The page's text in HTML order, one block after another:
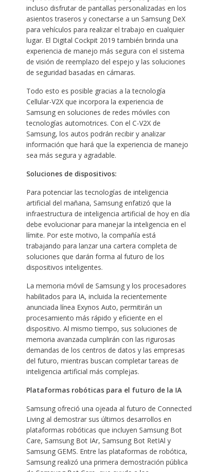
incluso disfrutar de pantallas personalizadas en los
asientos traseros y conectarse a un Samsung DeX
para vehículos para realizar el trabajo en cualquier
lugar. El Digital Cockpit 2019 también brinda una
experiencia de manejo más segura con el sistema
de visión de reemplazo del espejo y las soluciones
de seguridad basadas en cámaras.
Todo esto es posible gracias a la tecnología
Cellular-V2X que incorpora la experiencia de
Samsung en soluciones de redes móviles con
tecnologías automotrices. Con el C-V2X de
Samsung, los autos podrán recibir y analizar
información que hará que la experiencia de manejo
sea más segura y agradable.
Soluciones de dispositivos:
Para potenciar las tecnologías de inteligencia
artificial del mañana, Samsung enfatizó que la
infraestructura de inteligencia artificial de hoy en día
debe evolucionar para manejar la inteligencia en el
límite. Por este motivo, la compañía está
trabajando para lanzar una cartera completa de
soluciones que darán forma al futuro de los
dispositivos inteligentes.
La memoria móvil de Samsung y los procesadores
habilitados para IA, incluida la recientemente
anunciada línea Exynos Auto, permitirán un
procesamiento más rápido y eficiente en el
dispositivo. Al mismo tiempo, sus soluciones de
memoria avanzada cumplirán con las rigurosas
demandas de los centros de datos y las empresas
del futuro, mientras buscan completar tareas de
inteligencia artificial más complejas.
Plataformas robóticas para el futuro de la IA
Samsung ofreció una ojeada al futuro de Connected
Living al demostrar sus últimos desarrollos en
plataformas robóticas que incluyen Samsung Bot
Care, Samsung Bot IAr, Samsung Bot RetIAl y
Samsung GEMS. Entre las plataformas de robótica,
Samsung realizó una primera demostración pública